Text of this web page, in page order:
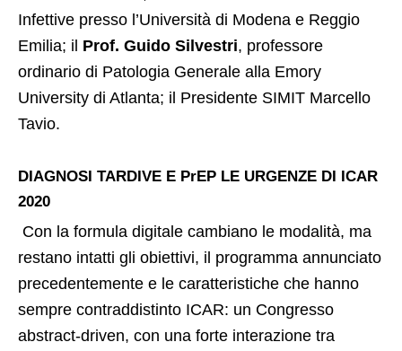
Infettive presso l’Università di Modena e Reggio
Emilia; il Prof. Guido Silvestri, professore
ordinario di Patologia Generale alla Emory
University di Atlanta; il Presidente SIMIT Marcello
Tavio.
DIAGNOSI TARDIVE E PrEP LE URGENZE DI ICAR
2020
Con la formula digitale cambiano le modalità, ma
restano intatti gli obiettivi, il programma annunciato
precedentemente e le caratteristiche che hanno
sempre contraddistinto ICAR: un Congresso
abstract-driven, con una forte interazione tra